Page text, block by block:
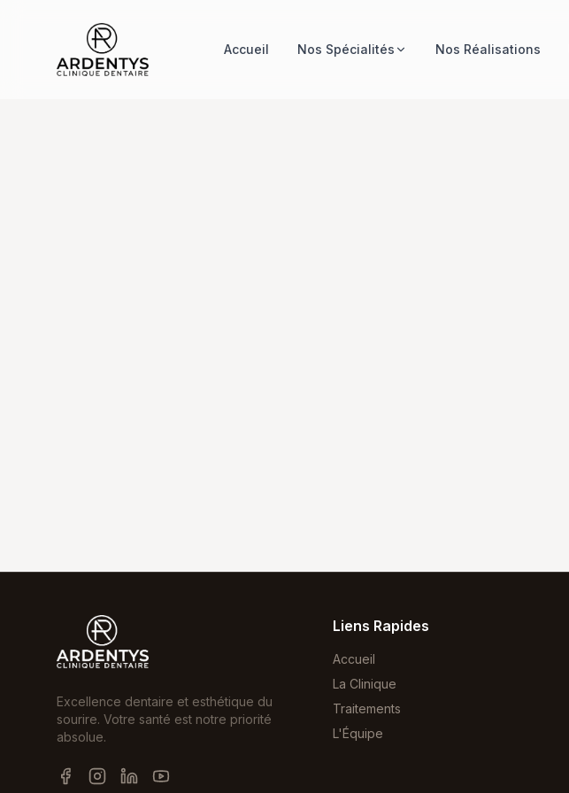
Accueil Nos Spécialités Nos Réalisations
Excellence dentaire et esthétique du
sourire. Votre santé est notre priorité
absolue.
Liens Rapides
Accueil
La Clinique
Traitements
L'Équipe